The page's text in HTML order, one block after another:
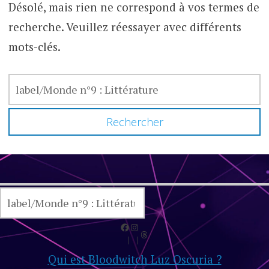
Désolé, mais rien ne correspond à vos termes de
recherche. Veuillez réessayer avec différents
mots-clés.
RECHERCHER
Facebook
Instagram
Threads
Qui est Bloodwitch Luz Oscuria ?